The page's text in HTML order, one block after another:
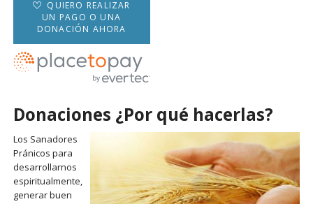
QUIERO REALIZAR
UN PAGO O UNA
DONACIÓN AHORA
Donaciones ¿Por qué hacerlas?
Los Sanadores
Pránicos para
desarrollarnos
espiritualmente,
generar buen